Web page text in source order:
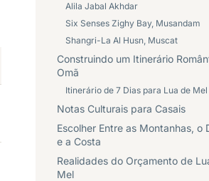
Alila Jabal Akhdar
Six Senses Zighy Bay, Musandam
Shangri-La Al Husn, Muscat
Construindo um Itinerário
Omã
Itinerário de 7 Dias para Lua de Mel
Notas Culturais para Casais
Escolher Entre as Montanhas, o
e a Costa
Realidades do Orçamento de
Mel